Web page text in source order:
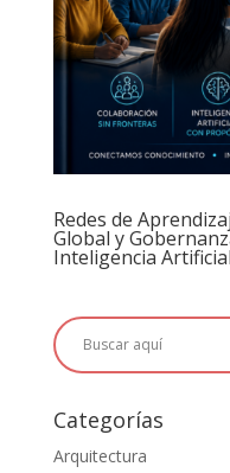
Redes de
Global y
Inteligencia Artificial
Categorías
Arquitectura